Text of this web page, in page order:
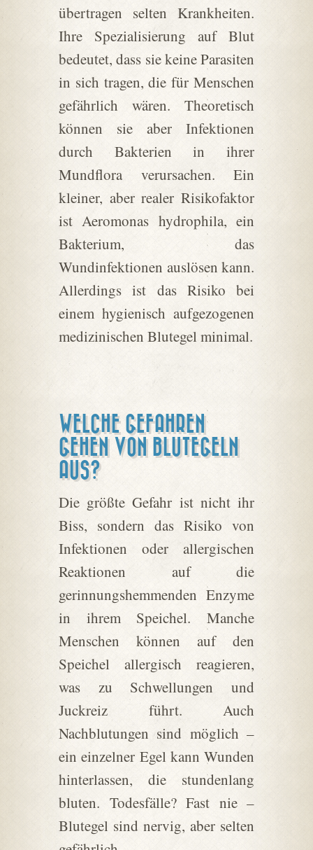
übertragen selten Krankheiten.
Ihre Spezialisierung auf Blut
bedeutet, dass sie keine Parasiten
in sich tragen, die für Menschen
gefährlich wären. Theoretisch
können sie aber Infektionen
durch Bakterien in ihrer
Mundflora verursachen. Ein
kleiner, aber realer Risikofaktor
ist Aeromonas hydrophila, ein
Bakterium, das
Wundinfektionen auslösen kann.
Allerdings ist das Risiko bei
einem hygienisch aufgezogenen
medizinischen Blutegel minimal.
WELCHE GEFAHREN
GEHEN VON BLUTEGELN
AUS?
Die größte Gefahr ist nicht ihr
Biss, sondern das Risiko von
Infektionen oder allergischen
Reaktionen auf die
gerinnungshemmenden Enzyme
in ihrem Speichel. Manche
Menschen können auf den
Speichel allergisch reagieren,
was zu Schwellungen und
Juckreiz führt. Auch
Nachblutungen sind möglich –
ein einzelner Egel kann Wunden
hinterlassen, die stundenlang
bluten. Todesfälle? Fast nie –
Blutegel sind nervig, aber selten